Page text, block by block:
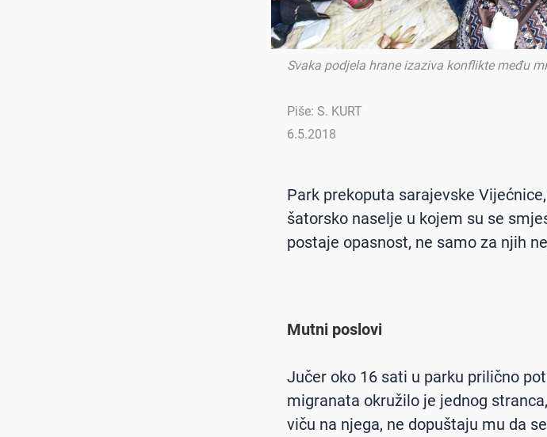
Svaka podjela hrane izaziva konflikte među
Piše: S. KURT
6.5.2018
Park prekoputa sarajevske
šatorsko naselje u kojem su se
postaje opasnost, ne samo za njih
Mutni poslovi
Jučer oko 16 sati u parku prilično
migranata okružilo je jednog
viču na njega, ne dopuštaju mu da